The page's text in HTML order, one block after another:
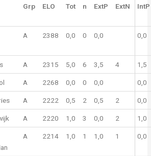
Grp ELO Tot n ExtP ExtN IntP
A 2388 0,0 0 0,0 0,0
A 2315 5,0 6 3,5 4 1,5
A 2268 0,0 0 0,0 0,0
A 2222 0,5 2 0,5 2 0,0
A 2220 1,0 3 0,0 2 1,0
A 2214 1,0 1 1,0 1 0,0